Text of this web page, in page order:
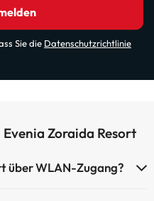
Sie die Datenschutzrichtlinie
Zoraida Resort
über WLAN-Zugang?